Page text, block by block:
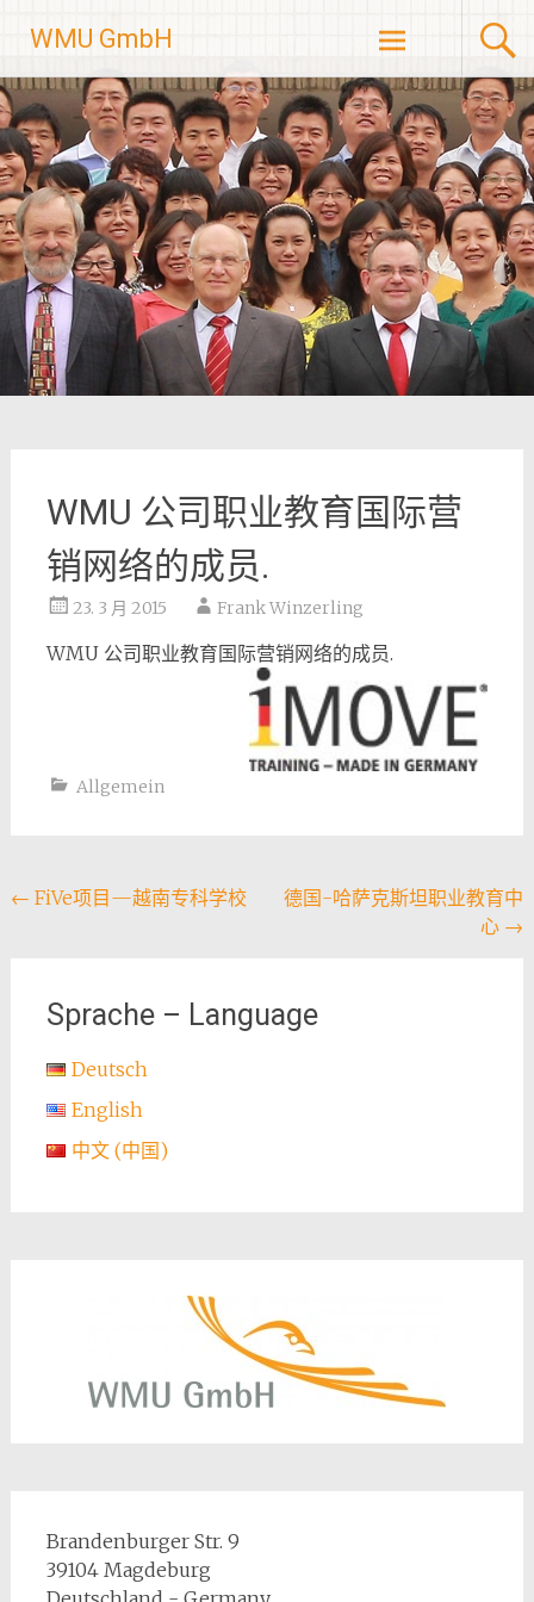
content
WMU GmbH
WMU 公司职业教育国际营
销网络的成员.
23. 3 月 2015 Frank Winzerling
WMU 公司职业教育国际营销网络的成员.
Allgemein
Post
← FiVe项目—越南专科学校
德国-哈萨克斯坦职业教育中
心 →
Sprache – Language
Deutsch
English
中文 (中国)
Brandenburger Str. 9
39104 Magdeburg